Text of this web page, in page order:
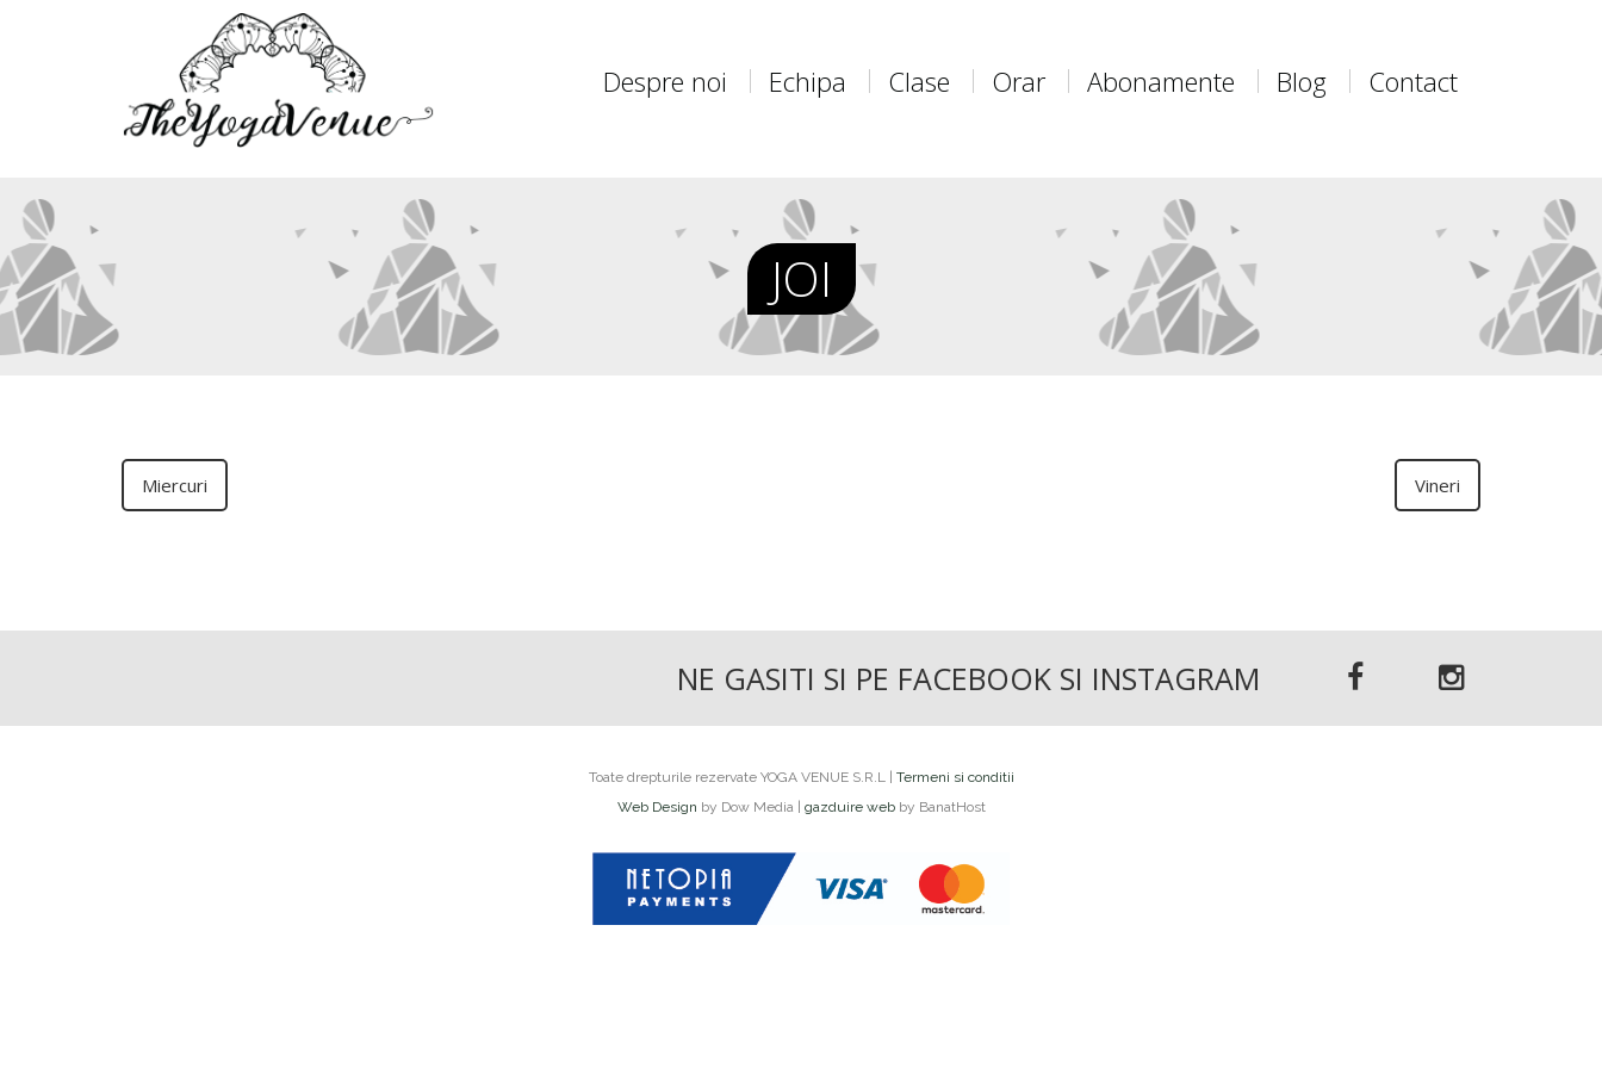
Despre noi Echipa Clase Orar Abonamente Blog Contact
JOI
Miercuri Vineri
NE GASITI SI PE FACEBOOK SI INSTAGRAM
Toate drepturile rezervate YOGA VENUE S.R.L | Termeni si conditii
Web Design by Dow Media | gazduire webby BanatHost